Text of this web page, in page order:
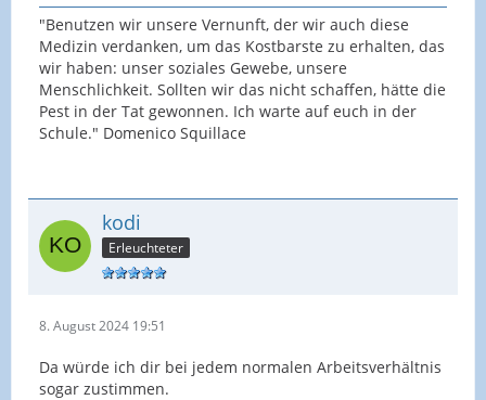
"Benutzen wir unsere Vernunft, der wir auch diese
Medizin verdanken, um das Kostbarste zu erhalten, das
wir haben: unser soziales Gewebe, unsere
Menschlichkeit. Sollten wir das nicht schaffen, hätte die
Pest in der Tat gewonnen. Ich warte auf euch in der
Schule." Domenico Squillace
kodi
Erleuchteter
8. August 2024 19:51
Da würde ich dir bei jedem normalen Arbeitsverhältnis
sogar zustimmen.